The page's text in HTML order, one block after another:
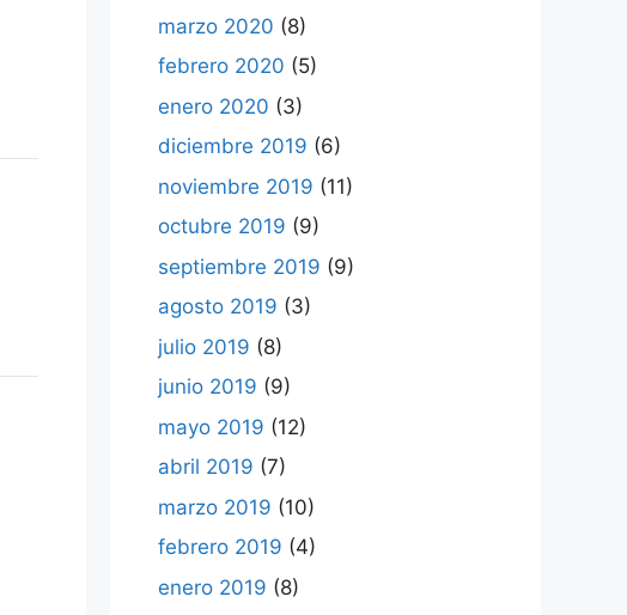
marzo 2020 (8)
febrero 2020 (5)
enero 2020 (3)
diciembre 2019 (6)
noviembre 2019 (11)
octubre 2019 (9)
septiembre 2019 (9)
agosto 2019 (3)
julio 2019 (8)
junio 2019 (9)
mayo 2019 (12)
abril 2019 (7)
marzo 2019 (10)
febrero 2019 (4)
enero 2019 (8)